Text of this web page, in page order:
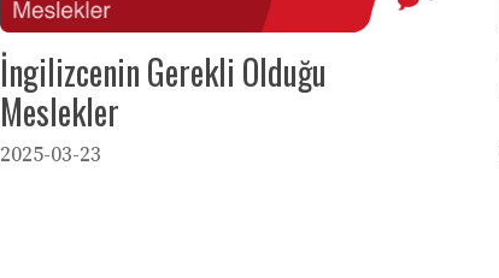
İngilizcenin Gerekli Olduğu
Meslekler
2025-03-23